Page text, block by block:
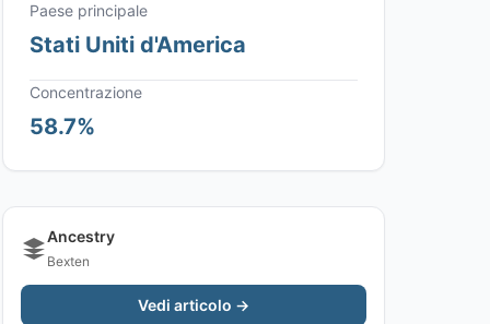
Paese principale
Stati Uniti d'America
Concentrazione
58.7%
Ancestry
Bexten
Vedi articolo →